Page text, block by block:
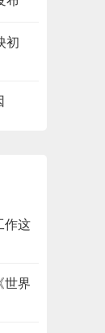
初
作这
世界